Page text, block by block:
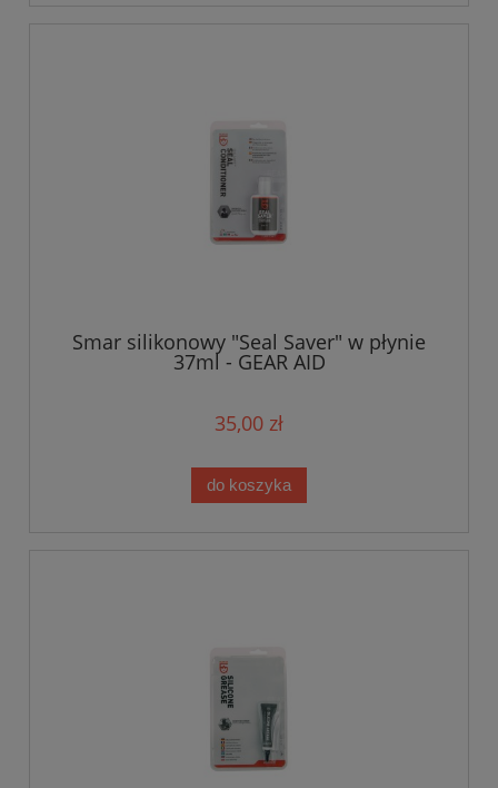
Smar silikonowy "Seal Saver" w płynie
37ml - GEAR AID
35,00 zł
do koszyka